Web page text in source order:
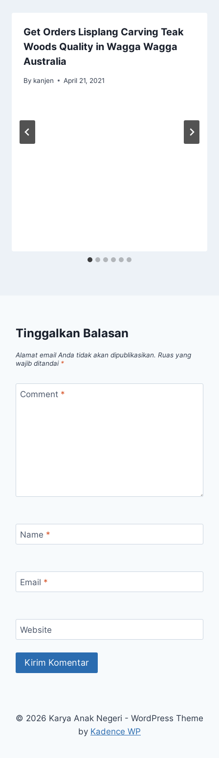
Get Orders Lisplang Carving Teak
Woods Quality in Wagga Wagga
Australia
By kanjen April 21, 2021
Tinggalkan Balasan
Alamat email Anda tidak akan dipublikasikan. Ruas yang
wajib ditandai *
Comment *
Name *
Email *
Website
© 2026 Karya Anak Negeri - WordPress Theme
by Kadence WP